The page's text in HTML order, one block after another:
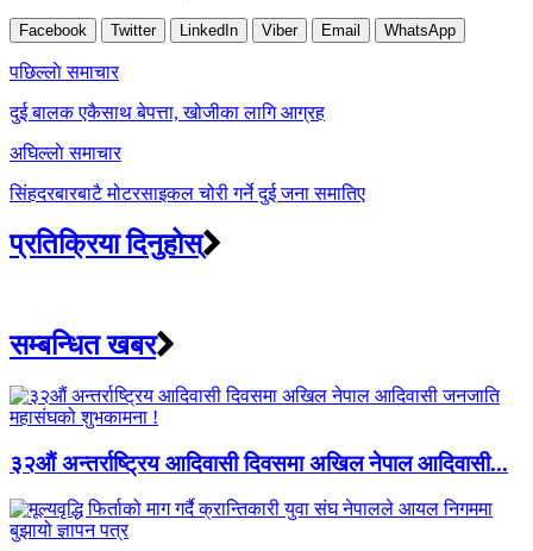
Facebook Twitter LinkedIn Viber Email WhatsApp
Post
navigation
पछिल्लाे समाचार
दुई बालक एकैसाथ बेपत्ता, खोजीका लागि आग्रह
अघिल्लाे समाचार
सिंहदरबारबाटै मोटरसाइकल चोरी गर्ने दुई जना समातिए
प्रतिक्रिया दिनुहोस्
सम्बन्धित खबर
३२औं अन्तर्राष्ट्रिय आदिवासी दिवसमा अखिल नेपाल आदिवासी...